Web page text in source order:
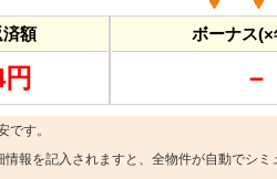
額 ボーナス(×
－
す。
情報を記入されますと、全物件が自動でシミ